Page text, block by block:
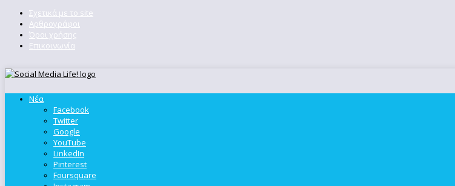
Σχετικά με το site
Αρθρογράφοι
Όροι χρήσης
Επικοινωνία
Νέα
Facebook
Twitter
Google
YouTube
LinkedIn
Pinterest
Foursquare